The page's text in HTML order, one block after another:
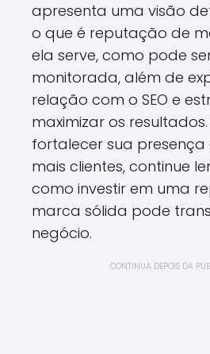
apresenta uma visão
o que é reputação de
ela serve, como pode
monitorada, além de
relação com o SEO e
maximizar os
fortalecer sua presença
mais clientes, continue
como investir em uma
marca sólida pode
negócio.
CONTINUA DEPOIS DA